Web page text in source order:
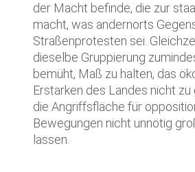
der Macht befinde, die zur
macht, was andernorts
Straßenprotesten sei.
dieselbe Gruppierung
bemüht, Maß zu halten, das
Erstarken des Landes nicht zu
die Angriffsfläche für
Bewegungen nicht unnötig
lassen.